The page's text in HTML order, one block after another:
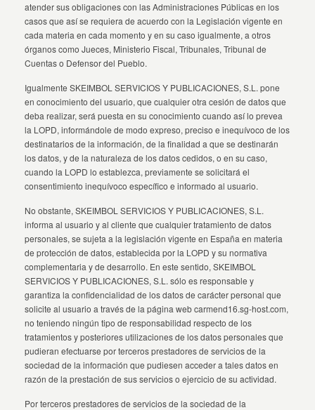
atender sus obligaciones con las Administraciones Públicas en los
casos que así se requiera de acuerdo con la Legislación vigente en
cada materia en cada momento y en su caso igualmente, a otros
órganos como Jueces, Ministerio Fiscal, Tribunales, Tribunal de
Cuentas o Defensor del Pueblo.
Igualmente SKEIMBOL SERVICIOS Y PUBLICACIONES, S.L. pone
en conocimiento del usuario, que cualquier otra cesión de datos que
deba realizar, será puesta en su conocimiento cuando así lo prevea
la LOPD, informándole de modo expreso, preciso e inequívoco de los
destinatarios de la información, de la finalidad a que se destinarán
los datos, y de la naturaleza de los datos cedidos, o en su caso,
cuando la LOPD lo establezca, previamente se solicitará el
consentimiento inequívoco específico e informado al usuario.
No obstante, SKEIMBOL SERVICIOS Y PUBLICACIONES, S.L.
informa al usuario y al cliente que cualquier tratamiento de datos
personales, se sujeta a la legislación vigente en España en materia
de protección de datos, establecida por la LOPD y su normativa
complementaria y de desarrollo. En este sentido, SKEIMBOL
SERVICIOS Y PUBLICACIONES, S.L. sólo es responsable y
garantiza la confidencialidad de los datos de carácter personal que
solicite al usuario a través de la página web carmend16.sg-host.com,
no teniendo ningún tipo de responsabilidad respecto de los
tratamientos y posteriores utilizaciones de los datos personales que
pudieran efectuarse por terceros prestadores de servicios de la
sociedad de la información que pudiesen acceder a tales datos en
razón de la prestación de sus servicios o ejercicio de su actividad.
Por terceros prestadores de servicios de la sociedad de la